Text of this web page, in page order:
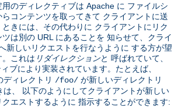
用のディレクティブは Apache に ファイルシ
コンテンツを取ってきて クライアントに送
きには、その代わりに クライアントにリク
は別の URL にあることを 知らせて、クライ
新しいリクエストを行なうように する方が望
。これは リダイレクションと 呼ばれていて、
ブにより実装されています。たとえば、
ディレクトリ /foo/ が新しいディレクトリ
は、 以下のようにしてクライアントが新しい
エストするように 指示することができます: